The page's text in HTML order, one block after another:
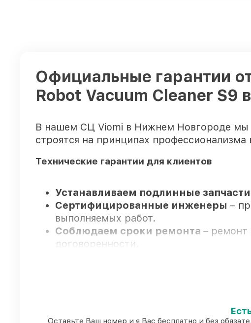
Официальные гарантии
Robot Vacuum Cleaner
В нашем СЦ Viomi в Нижнем Новгороде мы
строятся на принципах профессионализма
Технические гарантии для клиентов
Устанавливаем подлинные запчасти
Сертифицированные инженеры –
выполняемых работ.
Соблюдаем сроки ремонта – ремонт
договоренности.
– все
80%заказов закрываем в присутствии
Оставьте Ваш номер и я Вас бесплатно и без